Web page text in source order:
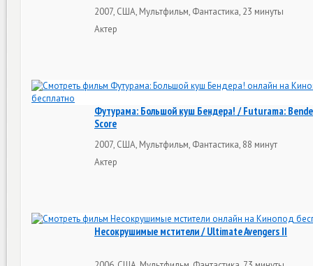
2007, США, Мультфильм, Фантастика, 23 минуты
Актер
Футурама: Большой куш Бендера! / Futurama:
Score
2007, США, Мультфильм, Фантастика, 88 минут
Актер
Несокрушимые мстители / Ultimate Avengers II